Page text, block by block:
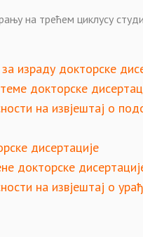
на трећем циклусу
израду докторске
докторске
на извјештај о
дисертације
докторске
на извјештај о